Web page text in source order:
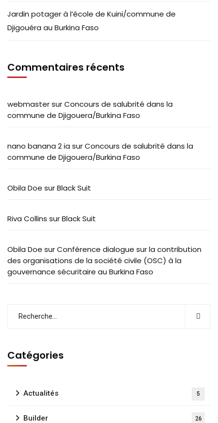
Jardin potager à l’école de Kuini/commune de
Djigouéra au Burkina Faso
Commentaires récents
webmastersurConcours de salubrité dans la
commune de Djigouera/Burkina Faso
nano banana 2 ia surConcours de salubrité dans la
commune de Djigouera/Burkina Faso
Obila Doe surBlack Suit
Riva Collins surBlack Suit
Obila Doe surConférence dialogue sur la contribution
des organisations de la société civile (OSC) à la
gouvernance sécuritaire au Burkina Faso
Catégories
Actualités 5
Builder 26